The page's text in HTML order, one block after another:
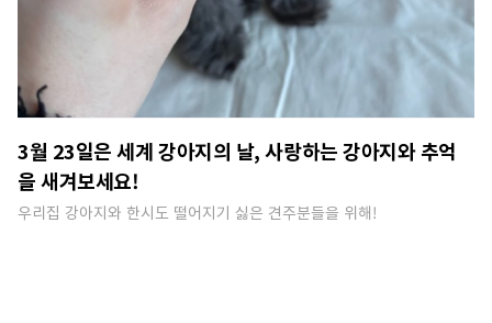
3월 23일은 세계 강아지의 날, 사랑하는 강아지와 추억
을 새겨보세요!
우리집 강아지와 한시도 떨어지기 싫은 견주분들을 위해​!